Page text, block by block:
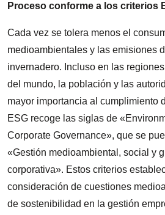
Proceso conforme a los criterios
Cada vez se tolera menos el
medioambientales y las emisiones
invernadero. Incluso en las
del mundo, la población y las
mayor importancia al cumplimiento
ESG recoge las siglas de
Corporate Governance», que se
«Gestión medioambiental, social y
corporativa». Estos criterios
consideración de cuestiones
de sostenibilidad en la gestión